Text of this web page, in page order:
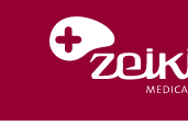
conteúdo